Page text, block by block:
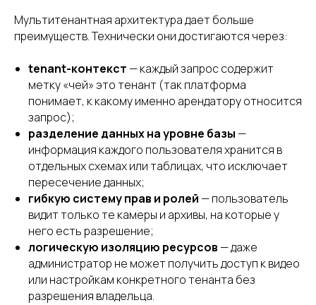
Мультитенантная архитектура дает больше
преимуществ. Технически они достигаются через:
tenant-контекст — каждый запрос содержит
метку «чей» это тенант (так платформа
понимает, к какому именно арендатору относится
запрос);
разделение данных на уровне базы —
информация каждого пользователя хранится в
отдельных схемах или таблицах, что исключает
пересечение данных;
гибкую систему прав и ролей — пользователь
видит только те камеры и архивы, на которые у
него есть разрешение;
логическую изоляцию ресурсов — даже
администратор не может получить доступ к видео
или настройкам конкретного тенанта без
разрешения владельца.